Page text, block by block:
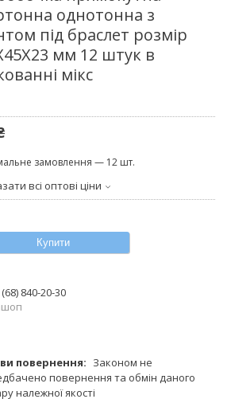
однотонна з
під браслет розмір
мм 12 штук в
мікс
замовлення — 12 шт.
всі оптові ціни
Купити
840-20-30
Законом не
повернення та обмін даного
належної якості